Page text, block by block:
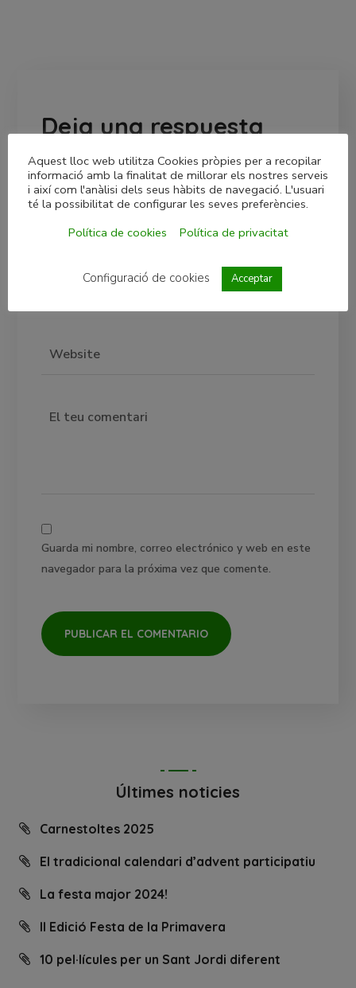
Deja una respuesta
Tu dirección de correo electrónico no será publicada.
Los campos obligatorios están marcados con*
Guarda mi nombre, correo electrónico y web en este
navegador para la próxima vez que comente.
Últimes noticies
Carnestoltes 2025
El tradicional calendari d’advent participatiu
La festa major 2024!
II Edició Festa de la Primavera
10 pel·lícules per un Sant Jordi diferent
Aquest lloc web utilitza Cookies pròpies per a recopilar
informació amb la finalitat de millorar els nostres serveis
i així com l'anàlisi dels seus hàbits de navegació. L'usuari
té la possibilitat de configurar les seves preferències.
Política de cookies
Política de privacitat
Configuració de cookies Acceptar